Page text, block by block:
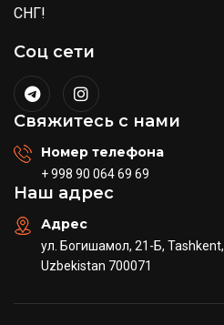
СНГ!
Соц сети
Свяжитесь с нами
Номер телефона
+ 998 90 064 69 69
Наш адрес
Адрес
ул. Богишамол, 21-Б, Tashkent,
Uzbekistan 700071